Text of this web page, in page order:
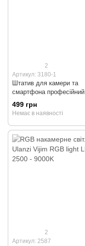
2
Артикул: 3180-1
Штатив для камери та
смартфона професійний
NeePho 136см
499 грн
Немає в наявності
2
Артикул: 2587